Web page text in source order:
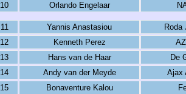
10
Orlando Engelaar
11 Yannis Anastasiou
Roda
12
Kenneth Perez
13
Hans van de Haar
De
14
Andy van der Meyde
Ajax
15
Bonaventure Kalou